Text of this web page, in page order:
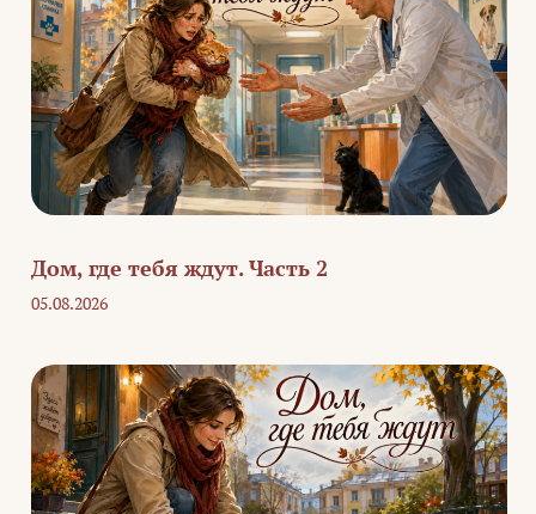
Дом, где тебя ждут. Часть 2
05.08.2026